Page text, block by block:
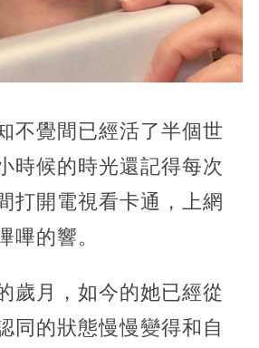
不覺間已經活了半個世
時候的時光還記得每次
打開電視看卡通，上網
嗶的響。
歲月，如今的她已經從
同的狀態慢慢變得和自